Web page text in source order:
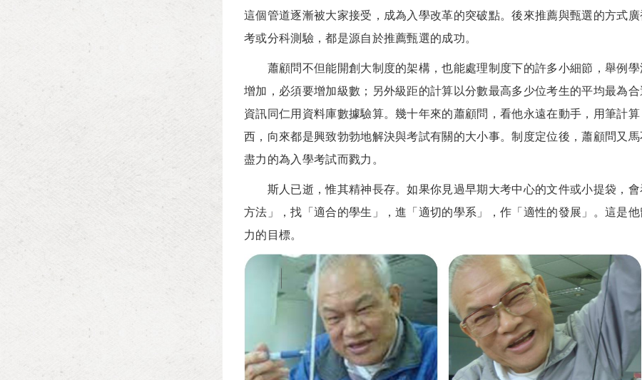
這個管道逐漸被大家接受，成為入學改革的突破點。後來推薦與甄選的方式
考或分科測驗，都是源自於推薦甄選的成功。
蕭顧問不但能開創大制度的架構，也能處理制度下的許多小細節，舉例學
增加，必須要增加級數；另外級距的計算以分數最高多少位考生的平均最為
資訊同仁用資料庫數據驗算。幾十年來的蕭顧問，看他永遠在動手，用筆計
西，向來都是興致勃勃地解決與考試有關的大小事。制度定位後，蕭顧問又
盡力的為入學考試而戮力。
斯人已逝，惟其精神長存。如果你見過早期大考中心的文件或小提袋，會
方法」，找「適合的學生」，進「適切的學系」，作「適性的發展」。這是
力的目標。